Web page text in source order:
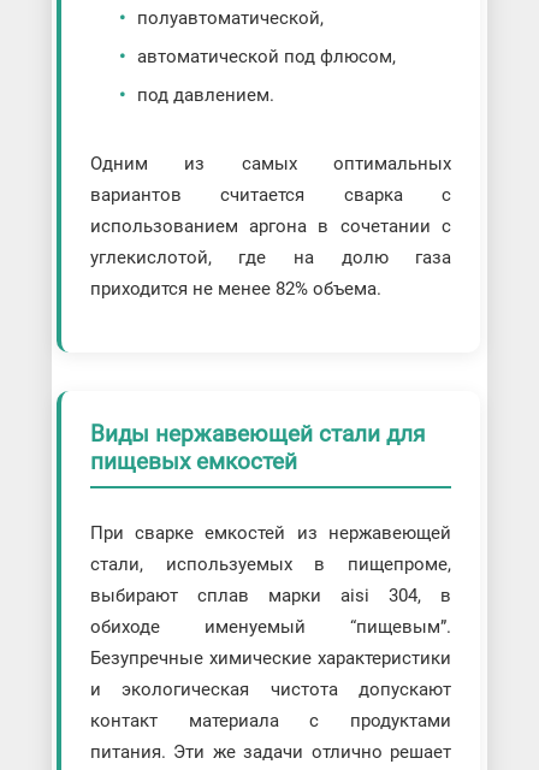
полуавтоматической,
автоматической под флюсом,
под давлением.
Одним из самых оптимальных
вариантов считается сварка с
использованием аргона в сочетании с
углекислотой, где на долю газа
приходится не менее 82% объема.
Виды нержавеющей стали для
пищевых емкостей
При сварке емкостей из нержавеющей
стали, используемых в пищепроме,
выбирают сплав марки aisi 304, в
обиходе именуемый “пищевым”.
Безупречные химические характеристики
и экологическая чистота допускают
контакт материала с продуктами
питания. Эти же задачи отлично решает